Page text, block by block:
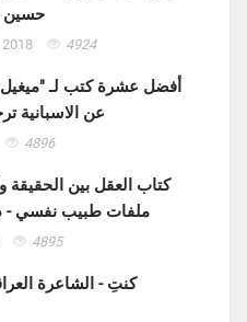
حسين
4924
أفضل عشرة كتب لـ
عن الاسبانية
4896
كتاب العقل بين الحقيقة
ملفات طبيب نفسي -
4895
كنتِ - الشاعرة